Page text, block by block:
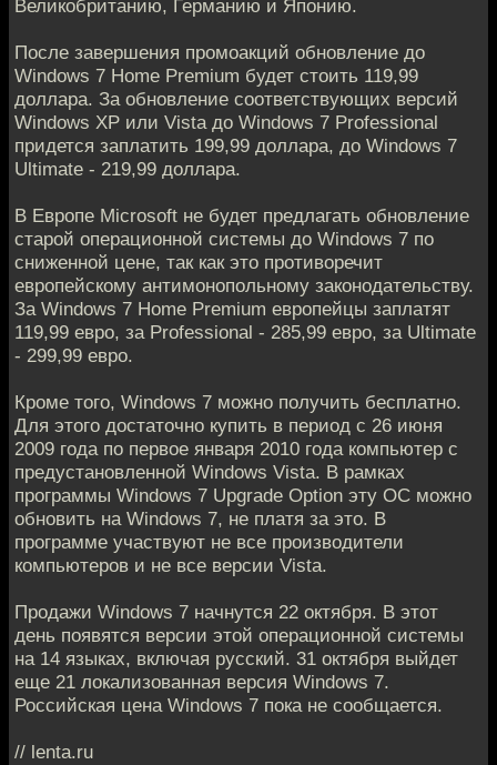
Великобританию, Германию и Японию.
После завершения промоакций обновление до
Windows 7 Home Premium будет стоить 119,99
доллара. За обновление соответствующих версий
Windows XP или Vista до Windows 7 Professional
придется заплатить 199,99 доллара, до Windows 7
Ultimate - 219,99 доллара.
В Европе Microsoft не будет предлагать обновление
старой операционной системы до Windows 7 по
сниженной цене, так как это противоречит
европейскому антимонопольному законодательству.
За Windows 7 Home Premium европейцы заплатят
119,99 евро, за Professional - 285,99 евро, за Ultimate
- 299,99 евро.
Кроме того, Windows 7 можно получить бесплатно.
Для этого достаточно купить в период с 26 июня
2009 года по первое января 2010 года компьютер с
предустановленной Windows Vista. В рамках
программы Windows 7 Upgrade Option эту ОС можно
обновить на Windows 7, не платя за это. В
программе участвуют не все производители
компьютеров и не все версии Vista.
Продажи Windows 7 начнутся 22 октября. В этот
день появятся версии этой операционной системы
на 14 языках, включая русский. 31 октября выйдет
еще 21 локализованная версия Windows 7.
Российская цена Windows 7 пока не сообщается.
// lenta.ru